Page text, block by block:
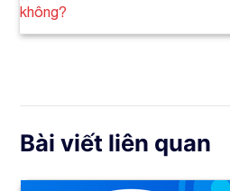
không?
Bài viết liên quan